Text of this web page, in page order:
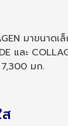
มาขนาดเ
และ
7,300 มก.